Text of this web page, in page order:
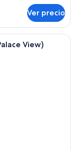
Ver precio
hotel con una cama
View)